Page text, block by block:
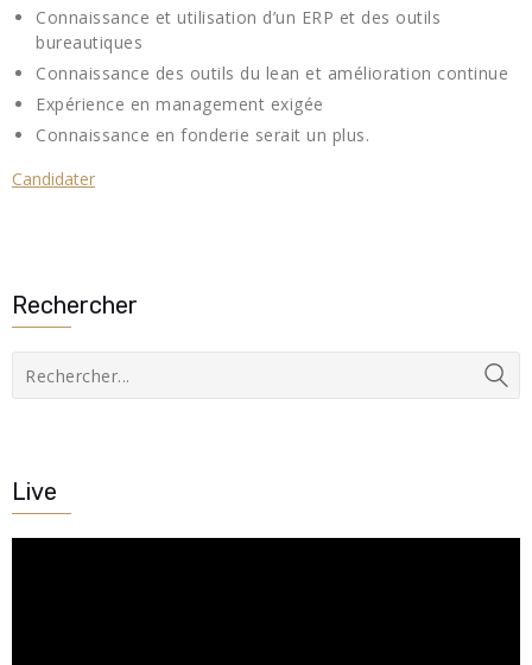
Connaissance et utilisation d’un ERP et des outils
bureautiques
Connaissance des outils du lean et amélioration continue
Expérience en management exigée
Connaissance en fonderie serait un plus.
Candidater
Rechercher
Live